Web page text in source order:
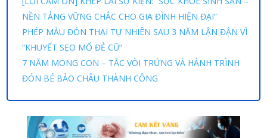
NỀN TẢNG VỮNG CHẮC CHO GIA ĐÌNH HIỆN ĐẠI”
PHÉP MÀU ĐÓN THAI TỰ NHIÊN SAU 3 NĂM LẬN ĐẬN VÌ
“KHUYẾT SẸO MỔ ĐẺ CŨ”
7 NĂM MONG CON – TẮC VÒI TRỨNG VÀ HÀNH TRÌNH
ĐÓN BÉ BẢO CHÂU THÀNH CÔNG